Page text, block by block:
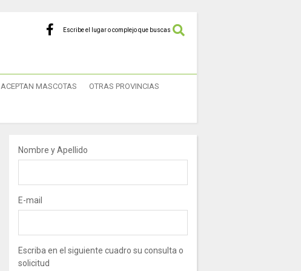
Escribe el lugar o complejo que buscas
ACEPTAN MASCOTAS OTRAS PROVINCIAS
Nombre y Apellido
E-mail
Escriba en el siguiente cuadro su consulta o
solicitud